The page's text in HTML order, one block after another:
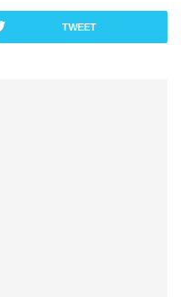
TWEET